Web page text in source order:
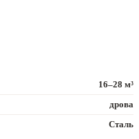
16–28 м³
дрова
Сталь